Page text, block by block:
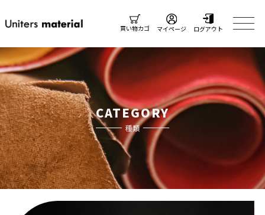
買い物カゴ マイページ ログアウト
CATEGORY
種類